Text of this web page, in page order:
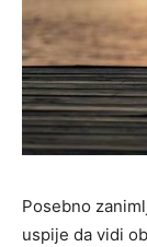
Posebno
uspije da vidi